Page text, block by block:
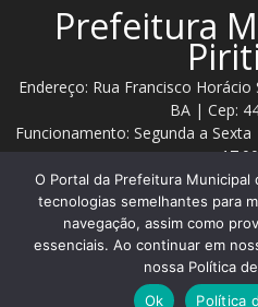
Prefeitura
Endereço: Rua Francisco
BA | Cep:
Funcionamento: Segunda a
Telefone: (74) 3628
Contato:
O Portal da Prefeitura Municipal
tecnologias semelhantes para
navegação, assim como
essenciais. Ao continuar em
nossa Política
Ok
Política